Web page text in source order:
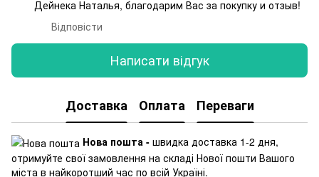
Дейнека Наталья, благодарим Вас за покупку и отзыв!
Відповісти
Написати відгук
Доставка Оплата Переваги
Нова пошта - швидка доставка 1-2 дня,
отримуйте свої замовлення на складі Нової пошти Вашого
міста в найкоротший час по всій Україні.